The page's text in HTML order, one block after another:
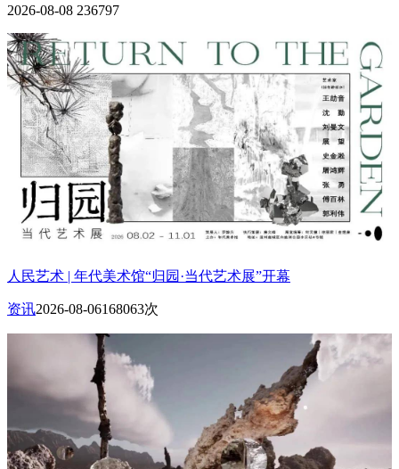
2026-08-08 236797
人民艺术 | 年代美术馆“归园·当代艺术展”开幕
资讯2026-08-06168063次